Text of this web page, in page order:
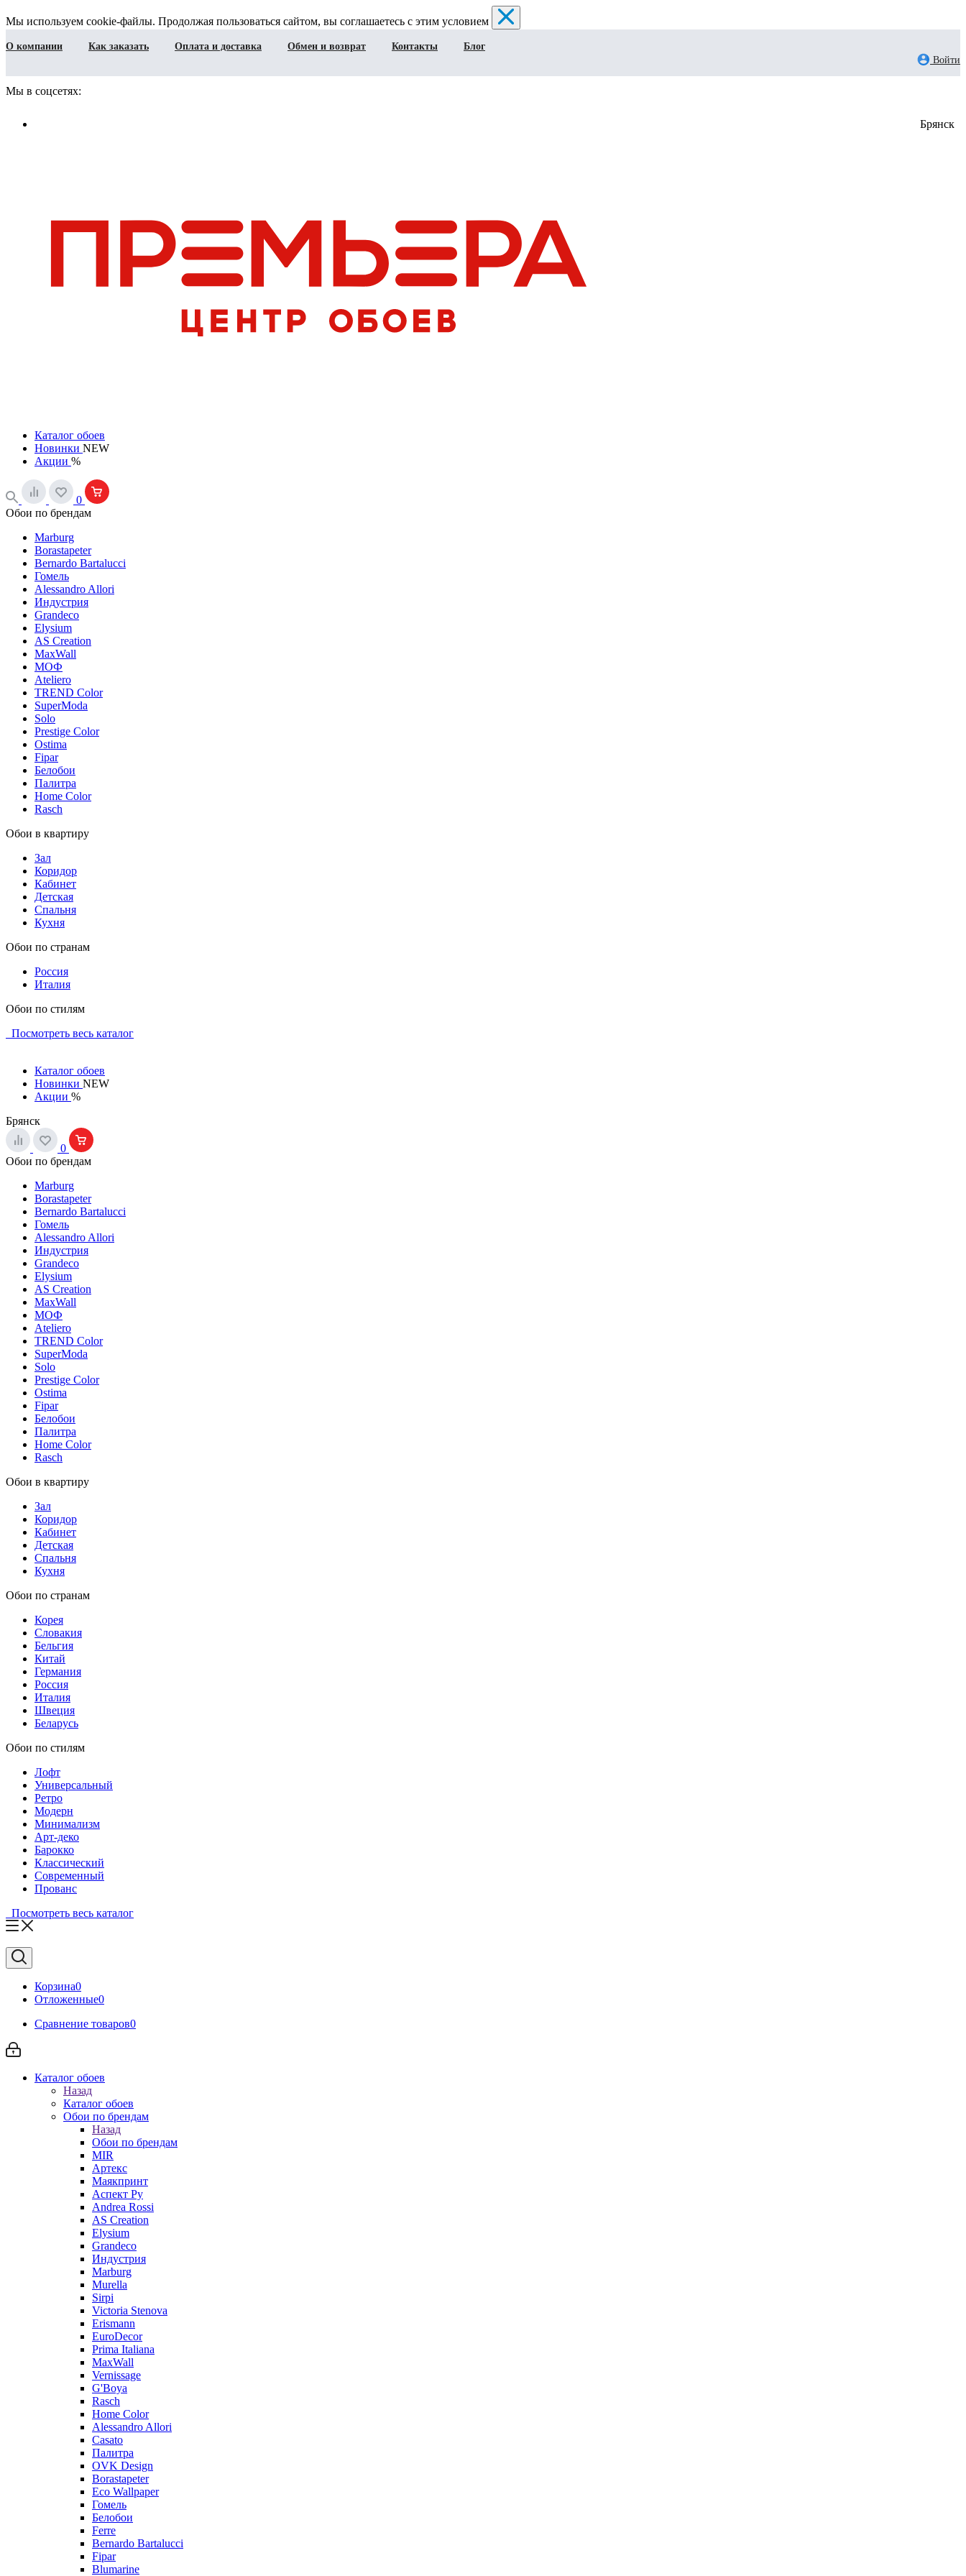
Мы используем cookie-файлы. Продолжая пользоваться сайтом, вы соглашаетесь с этим условием
О компании Как заказать Оплата и доставка Обмен и возврат Контакты
Блог
Войти
Мы в соцсетях:
Брянск
Каталог обоев
Новинки NEW
Акции %
0
Обои по брендам
Marburg
Borastapeter
Bernardo Bartalucci
Гомель
Alessandro Allori
Индустрия
Grandeco
Elysium
AS Creation
MaxWall
МОФ
Ateliero
TREND Color
SuperModa
Solo
Prestige Color
Ostima
Fipar
Белобои
Палитра
Home Color
Rasch
Обои в квартиру
Зал
Коридор
Кабинет
Детская
Спальня
Кухня
Обои по странам
Россия
Италия
Обои по стилям
Посмотреть весь каталог
Каталог обоев
Новинки NEW
Акции %
Брянск
0
Обои по брендам
Marburg
Borastapeter
Bernardo Bartalucci
Гомель
Alessandro Allori
Индустрия
Grandeco
Elysium
AS Creation
MaxWall
МОФ
Ateliero
TREND Color
SuperModa
Solo
Prestige Color
Ostima
Fipar
Белобои
Палитра
Home Color
Rasch
Обои в квартиру
Зал
Коридор
Кабинет
Детская
Спальня
Кухня
Обои по странам
Корея
Словакия
Бельгия
Китай
Германия
Россия
Италия
Швеция
Беларусь
Обои по стилям
Лофт
Универсальный
Ретро
Модерн
Минимализм
Арт-деко
Барокко
Классический
Современный
Прованс
Посмотреть весь каталог
Корзина0
Отложенные0
Сравнение товаров0
Каталог обоев
Назад
Каталог обоев
Обои по брендам
Назад
Обои по брендам
MIR
Артекс
Маякпринт
Аспект Ру
Andrea Rossi
AS Creation
Elysium
Grandeco
Индустрия
Marburg
Murella
Sirpi
Victoria Stenova
Erismann
EuroDecor
Prima Italiana
MaxWall
Vernissage
G'Boya
Rasch
Home Color
Alessandro Allori
Casato
Палитра
OVK Design
Borastapeter
Eco Wallpaper
Гомель
Белобои
Ferre
Bernardo Bartalucci
Fipar
Blumarine